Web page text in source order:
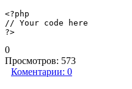
<?php
// Your code here
?>
0
Просмотров: 573
Коментарии: 0